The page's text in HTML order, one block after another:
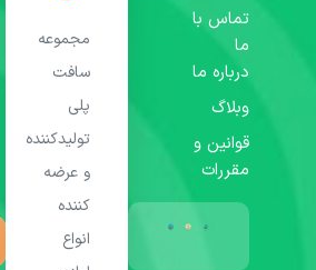
تماس با
ما
درباره ما
وبلاگ
قوانین و
مقررات
مجموعه
سافت
پلی
تولیدکننده
و عرضه
کننده
انواع